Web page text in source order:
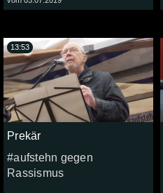
Prekär
#aufstehn gegen
Rassismus
13:53